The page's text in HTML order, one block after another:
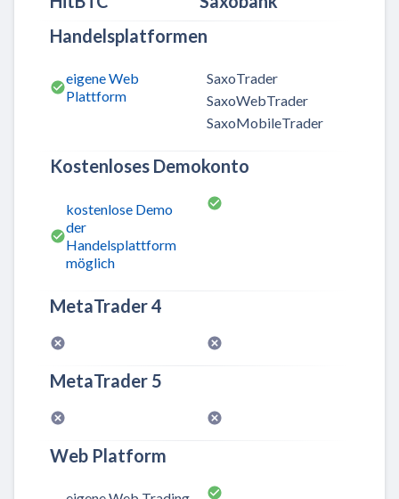
Handelsplatformen
eigene Web
Plattform
SaxoTrader
SaxoWebTrader
SaxoMobileTrader
Kostenloses Demokonto
kostenlose Demo
der
Handelsplattform
möglich
MetaTrader 4
MetaTrader 5
Web Platform